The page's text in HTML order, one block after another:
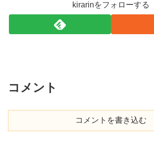
kirarinをフォローする
コメント
コメントを書き込む